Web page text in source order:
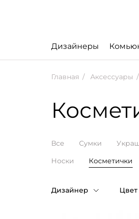
Дизайнеры
Главная Аксессуары
Все Сумки
Носки
Косметички
Дизайнер Цвет